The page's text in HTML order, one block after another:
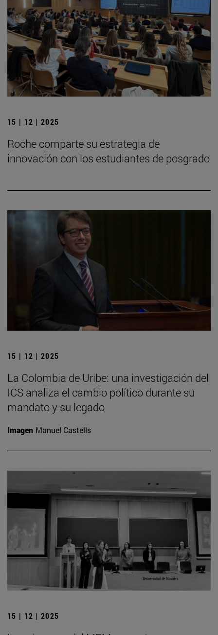
15 | 12 | 2025
Roche comparte su estrategia de
innovación con los estudiantes de posgrado
15 | 12 | 2025
La Colombia de Uribe: una investigación del
ICS analiza el cambio político durante su
mandato y su legado
Imagen Manuel Castells
15 | 12 | 2025